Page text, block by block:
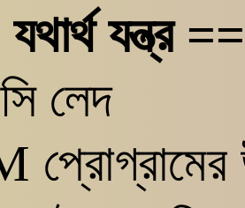
যন্ত্র
লেদ
প্রোগ্রামের